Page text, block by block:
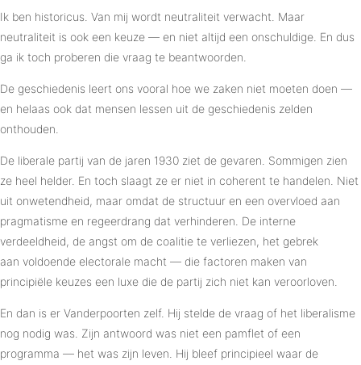
Ik ben historicus. Van mij wordt neutraliteit verwacht. Maar
neutraliteit is ook een keuze — en niet altijd een onschuldige. En dus
ga ik toch proberen die vraag te beantwoorden.
De geschiedenis leert ons vooral hoe we zaken niet moeten doen —
en helaas ook dat mensen lessen uit de geschiedenis zelden
onthouden.
De liberale partij van de jaren 1930 ziet de gevaren. Sommigen zien
ze heel helder. En toch slaagt ze er niet in coherent te handelen. Niet
uit onwetendheid, maar omdat de structuur en een overvloed aan
pragmatisme en regeerdrang dat verhinderen. De interne
verdeeldheid, de angst om de coalitie te verliezen, het gebrek
aan voldoende electorale macht — die factoren maken van
principiële keuzes een luxe die de partij zich niet kan veroorloven.
En dan is er Vanderpoorten zelf. Hij stelde de vraag of het liberalisme
nog nodig was. Zijn antwoord was niet een pamflet of een
programma — het was zijn leven. Hij bleef principieel waar de